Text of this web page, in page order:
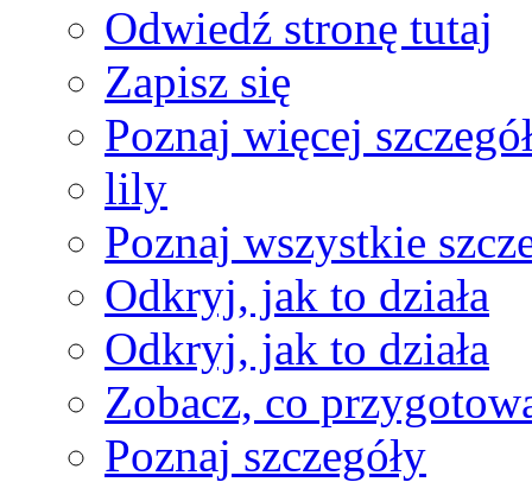
Odwiedź stronę tutaj
Zapisz się
Poznaj więcej
lily
Poznaj wszystkie
Odkryj, jak to działa
Odkryj, jak to działa
Zobacz, co
Poznaj szczegóły